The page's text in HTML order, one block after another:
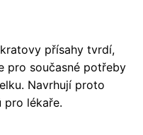
přísahy tvrdí,
pro současné potřeby
Navrhují proto
pro lékaře.